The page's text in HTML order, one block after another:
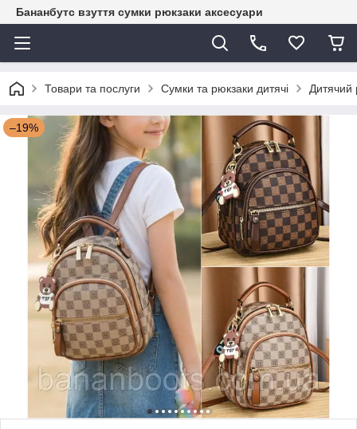
Бананбутс взуття сумки рюкзаки аксесуари
Товари та послуги Сумки та рюкзаки дитячі Дитячий
–19%